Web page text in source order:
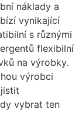
náklady a
vynikající
s různými
flexibilní
na výrobky.
výrobci
vybrat ten